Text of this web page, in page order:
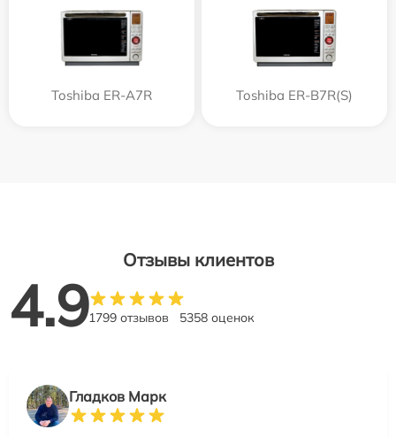
Toshiba ER-A7R Toshiba ER-B7R(S)
Отзывы клиентов
4.91799 отзывов 5358 оценок
Гладков Марк